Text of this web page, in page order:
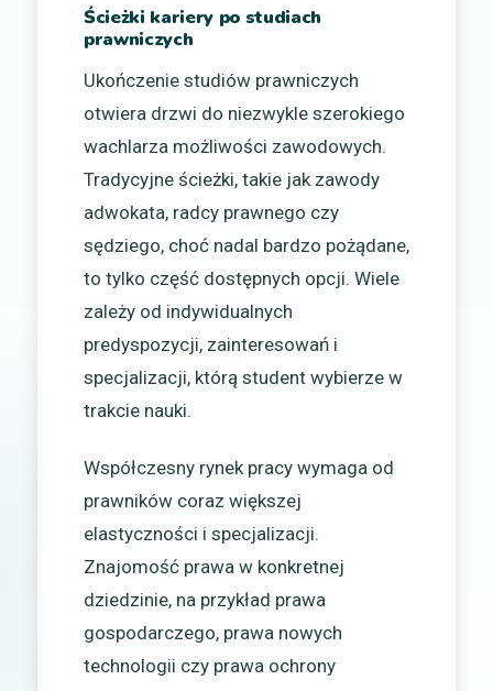
Ścieżki kariery po studiach
prawniczych
Ukończenie studiów prawniczych
otwiera drzwi do niezwykle szerokiego
wachlarza możliwości zawodowych.
Tradycyjne ścieżki, takie jak zawody
adwokata, radcy prawnego czy
sędziego, choć nadal bardzo pożądane,
to tylko część dostępnych opcji. Wiele
zależy od indywidualnych
predyspozycji, zainteresowań i
specjalizacji, którą student wybierze w
trakcie nauki.
Współczesny rynek pracy wymaga od
prawników coraz większej
elastyczności i specjalizacji.
Znajomość prawa w konkretnej
dziedzinie, na przykład prawa
gospodarczego, prawa nowych
technologii czy prawa ochrony